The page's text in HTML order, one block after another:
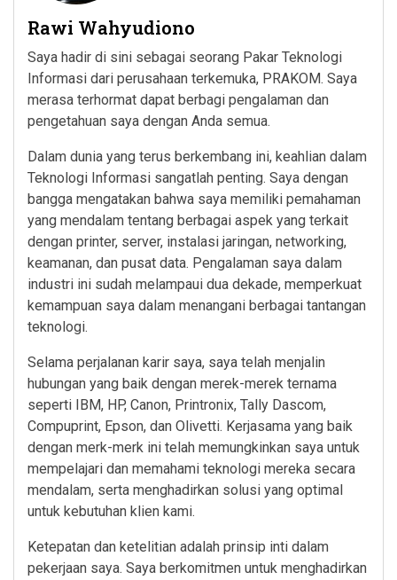
Rawi Wahyudiono
Saya hadir di sini sebagai seorang Pakar Teknologi
Informasi dari perusahaan terkemuka, PRAKOM. Saya
merasa terhormat dapat berbagi pengalaman dan
pengetahuan saya dengan Anda semua.
Dalam dunia yang terus berkembang ini, keahlian dalam
Teknologi Informasi sangatlah penting. Saya dengan
bangga mengatakan bahwa saya memiliki pemahaman
yang mendalam tentang berbagai aspek yang terkait
dengan printer, server, instalasi jaringan, networking,
keamanan, dan pusat data. Pengalaman saya dalam
industri ini sudah melampaui dua dekade, memperkuat
kemampuan saya dalam menangani berbagai tantangan
teknologi.
Selama perjalanan karir saya, saya telah menjalin
hubungan yang baik dengan merek-merek ternama
seperti IBM, HP, Canon, Printronix, Tally Dascom,
Compuprint, Epson, dan Olivetti. Kerjasama yang baik
dengan merk-merk ini telah memungkinkan saya untuk
mempelajari dan memahami teknologi mereka secara
mendalam, serta menghadirkan solusi yang optimal
untuk kebutuhan klien kami.
Ketepatan dan ketelitian adalah prinsip inti dalam
pekerjaan saya. Saya berkomitmen untuk menghadirkan